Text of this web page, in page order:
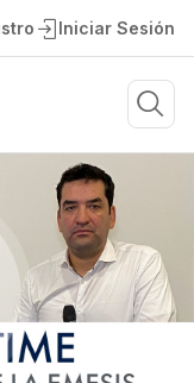
Iniciar Sesión